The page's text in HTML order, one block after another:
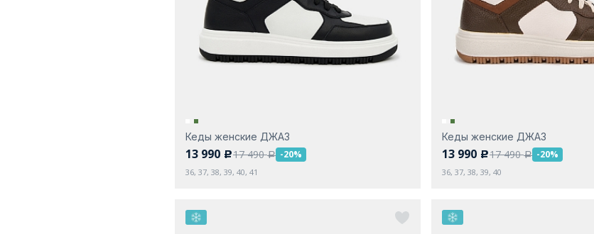
Кеды женские ДЖАЗ
13 990 c17 490a -20%
36, 37, 38, 39, 40, 41
Кеды женские ДЖАЗ
13 990 c17 490a -20%
36, 37, 38, 39, 40